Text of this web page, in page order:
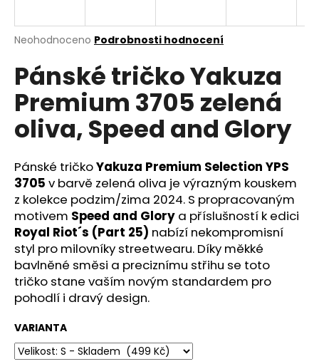
Průměrné
produktu
je
0,0
5
hvězdiček.
Neohodnoceno Podrobnosti hodnocení
Pánské tričko Yakuza
Premium 3705 zelená
oliva, Speed and Glory
Pánské tričkoYakuza Premium Selection YPS
3705 v barvě zelená oliva je výrazným kouskem
z kolekce podzim/zima 2024. S propracovaným
motivem Speed and Glory a příslušností k edici
Royal Riot´s (Part 25) nabízí nekompromisní
styl pro milovníky streetwearu. Díky měkké
bavlněné směsi a preciznímu střihu se toto
tričko stane vaším novým standardem pro
pohodlí i dravý design.
VARIANTA
j
t
?
HLEDAT
D
o
p
o
r
u
č
u
j